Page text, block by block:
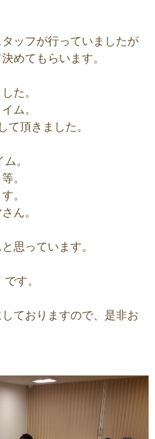
ッフが行っていましたが
めてもらいます。
た。
ム。
て頂きました。
。
。
。
ん。
思っています。
す。
ておりますので、是非お